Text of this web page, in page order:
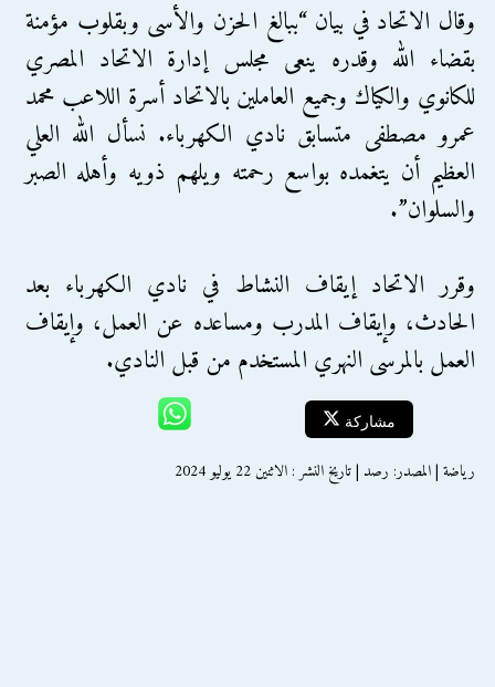
وقال الاتحاد في بيان “ببالغ الحزن والأسى وبقلوب مؤمنة
بقضاء الله وقدره ينعى مجلس إدارة الاتحاد المصري
للكانوي والكياك وجميع العاملين بالاتحاد أسرة اللاعب محمد
عمرو مصطفى متسابق نادي الكهرباء. نسأل الله العلي
العظيم أن يتغمده بواسع رحمته ويلهم ذويه وأهله الصبر
والسلوان”.
وقرر الاتحاد إيقاف النشاط في نادي الكهرباء بعد
الحادث، وإيقاف المدرب ومساعده عن العمل، وإيقاف
العمل بالمرسى النهري المستخدم من قبل النادي.
مشاركة
رياضة | المصدر: رصد | تاريخ النشر : الاثنين 22 يوليو 2024